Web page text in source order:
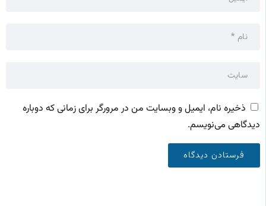
ذخیره نام، ایمیل و وبسایت من در مرورگر برای زمانی که دوباره
دیدگاهی می‌نویسم.